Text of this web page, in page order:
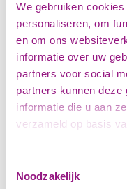
We gebruiken
personaliseren, om
en om ons
informatie over uw
partners voor social
partners kunnen deze
informatie die u aan
verzameld op basis
Noodzakelijk
van de palliatieve kit,
niet ad-hoc gewerkt
De eerste ervaringen
positief. Een huisarts
Palliakit is een
zorgverlening. Het
in te grijpen bij acute
meer comfort ervaart
ziekenhuis hoeft. Dit
in deze fase." Ook